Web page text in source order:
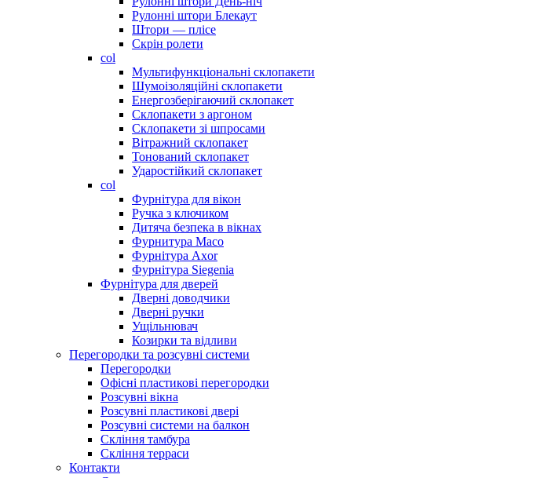
Рулонні штори Блекаут
Штори — плісе
Скрін ролети
col
Мультифункціональні склопакети
Шумоізоляційні склопакети
Енергозберігаючий склопакет
Склопакети з аргоном
Склопакети зі шпросами
Вітражний склопакет
Тонований склопакет
Ударостійкий склопакет
col
Фурнітура для вікон
Ручка з ключиком
Дитяча безпека в вікнах
Фурнитура Maco
Фурнітура Axor
Фурнітура Siegenia
Фурнітура для дверей
Дверні доводчики
Дверні ручки
Ущільнювач
Козирки та відливи
Перегородки та розсувні системи
Перегородки
Офісні пластикові перегородки
Розсувні вікна
Розсувні пластикові двері
Розсувні системи на балкон
Скління тамбура
Скління терраси
Контакти